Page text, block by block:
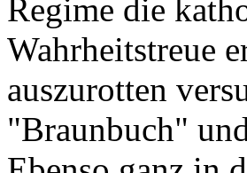
Regime die
Wahrheitstreue
auszurotten
"Braunbuch"